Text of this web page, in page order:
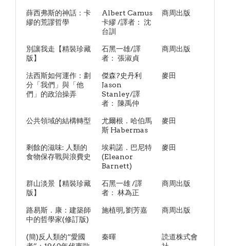
薛西弗斯的神話：卡
繆的荒謬哲學
Albert Camus
卡繆 /譯者： 沈
台訓
商周出版
別讓我走【精裝珍藏
版】
石黑一雄/譯
者： 張淑貞
商周出版
法西斯如何運作：劃
分「我們」與「他
們」的政治操弄
傑森?史丹利
Jason
Stanley/譯
者： 陳禹仲
麥田
公共領域的結構轉型
尤爾根．哈伯馬
斯 Habermas
麥田
剩餘的滋味: 人類的
食物保存戰與浪費史
埃莉諾．巴尼特
(Eleanor
Barnett)
麥田
群山淡景【精裝珍藏
版】
石黑一雄 /譯
者： 林為正
商周出版
路易斯．康：建築師
中的哲學家(修訂版)
施植明, 劉芳嘉 商周出版
(簡)反人類的“愛國
秦暉
読道株式會